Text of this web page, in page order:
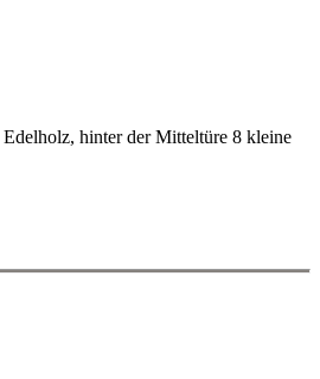
hinter der Mitteltüre 8 kleine